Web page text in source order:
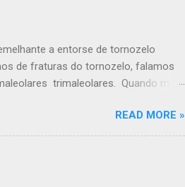
Os atletas, particularmente aqueles
a entorse de tornozelo
de fraturas do tornozelo, falamos
trimaleolares. Quando mais
luxação com saída do tornozelo
tornozelo? -"Torcer" ou girar o
ou cair - Impacto durante um
READ MORE »